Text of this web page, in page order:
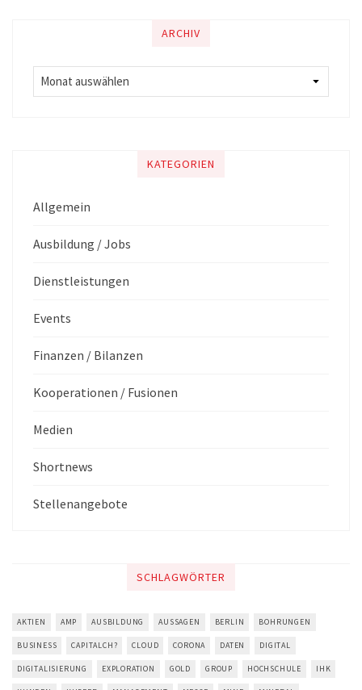
ARCHIV
KATEGORIEN
Allgemein
Ausbildung / Jobs
Dienstleistungen
Events
Finanzen / Bilanzen
Kooperationen / Fusionen
Medien
Shortnews
Stellenangebote
SCHLAGWÖRTER
AKTIEN AMP AUSBILDUNG AUSSAGEN BERLIN BOHRUNGEN
BUSINESS CAPITALCH? CLOUD CORONA DATEN DIGITAL
DIGITALISIERUNG EXPLORATION GOLD GROUP HOCHSCHULE IHK